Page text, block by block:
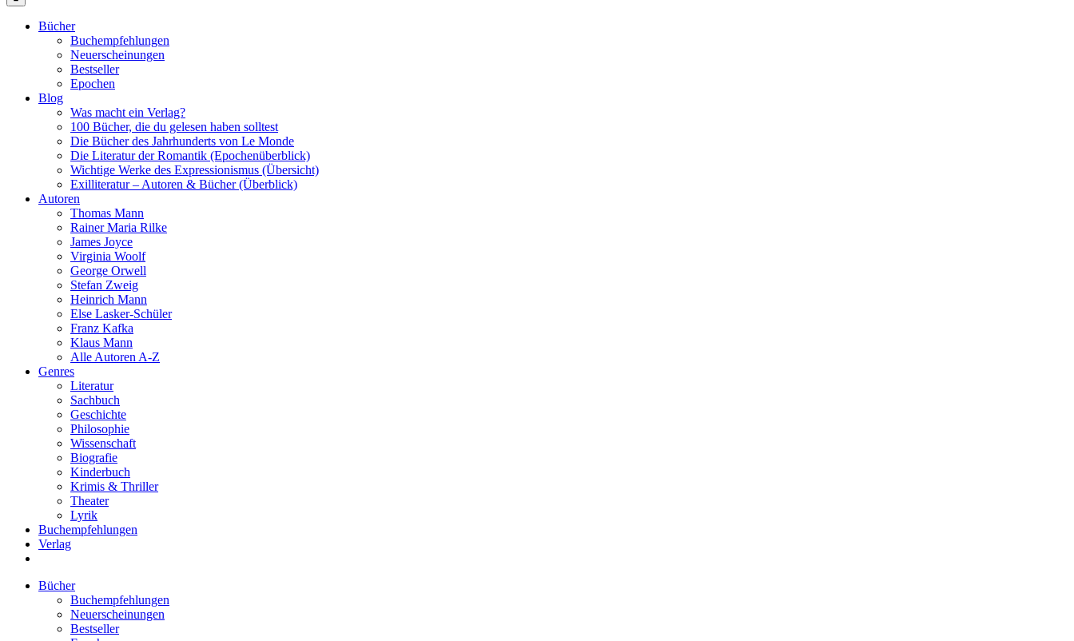
Bücher
Buchempfehlungen
Neuerscheinungen
Bestseller
Epochen
Blog
Was macht ein Verlag?
100 Bücher, die du gelesen haben solltest
Die Bücher des Jahrhunderts von Le Monde
Die Literatur der Romantik (Epochenüberblick)
Wichtige Werke des Expressionismus (Übersicht)
Exilliteratur – Autoren & Bücher (Überblick)
Autoren
Thomas Mann
Rainer Maria Rilke
James Joyce
Virginia Woolf
George Orwell
Stefan Zweig
Heinrich Mann
Else Lasker-Schüler
Franz Kafka
Klaus Mann
Alle Autoren A-Z
Genres
Literatur
Sachbuch
Geschichte
Philosophie
Wissenschaft
Biografie
Kinderbuch
Krimis & Thriller
Theater
Lyrik
Buchempfehlungen
Verlag
Bücher
Buchempfehlungen
Neuerscheinungen
Bestseller